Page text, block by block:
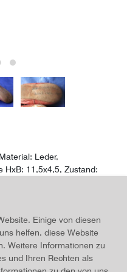
Leder,
HxB: 11,5x4,5, Zustand:
Einige von diesen
helfen, diese Website
Weitere Informationen zu
und Ihren Rechten als